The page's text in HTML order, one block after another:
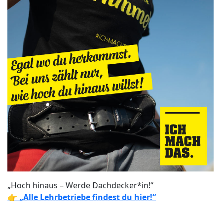
„Hoch hinaus – Werde Dachdecker*in!“
👉 „Alle Lehrbetriebe findest du hier!“